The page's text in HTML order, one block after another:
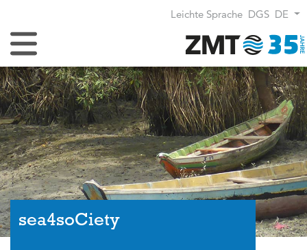
Leichte Sprache DGS DE
Navigation umschalten
sea4soCiety